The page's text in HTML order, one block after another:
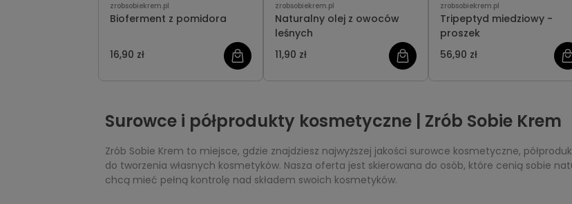
zrobsobiekrem.pl
Bioferment z pomidora
16,90 zł
zrobsobiekrem.pl
Naturalny olej z owoców
leśnych
11,90 zł
zrobsobiekrem.pl
Tripeptyd miedziowy -
proszek
56,90 zł
Surowce i półprodukty kosmetyczne | Zrób Sobie Krem
Zrób Sobie Krem to miejsce, gdzie znajdziesz najwyższej jakości surowce kosmetyczne,
do tworzenia własnych kosmetyków. Nasza oferta jest skierowana do osób, które cenią sobie
chcą mieć pełną kontrolę nad składem swoich kosmetyków.